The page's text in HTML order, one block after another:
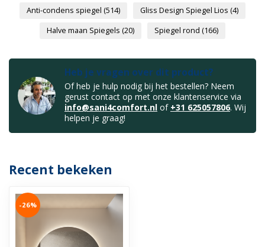
Anti-condens spiegel (514) Gliss Design Spiegel Lios (4)
Halve maan Spiegels (20) Spiegel rond (166)
Heb je vragen over dit product?
Of heb je hulp nodig bij het bestellen? Neem
gerust contact op met onze klantenservice via
info@sani4comfort.nl of +31 625057806. Wij
helpen je graag!
Recent bekeken
-26%